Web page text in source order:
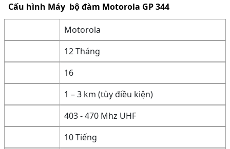
Cấu hình Máy bộ đàm Motorola GP 344
Motorola
12 Tháng
16
1 – 3 km (tùy điều kiện)
403 - 470 Mhz UHF
10 Tiếng